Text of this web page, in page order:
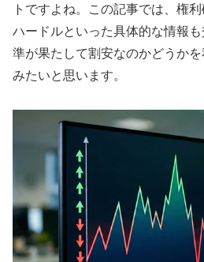
トですよね。この記事では、権
ハードルといった具体的な情報
準が果たして割安なのかどうか
みたいと思います。